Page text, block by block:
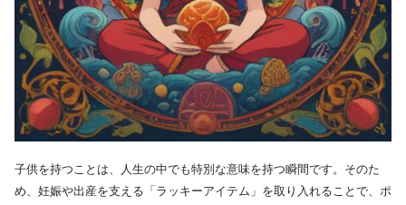
子供を持つことは、人生の中でも特別な意味を持つ瞬間です。そのた
め、妊娠や出産を支える「ラッキーアイテム」を取り入れることで、ポ